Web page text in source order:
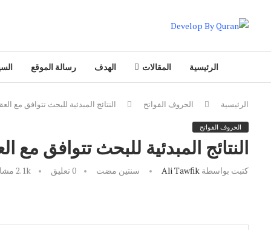
الرئيسية المقالات الهدف رسالة الموقع
الرئيسية الحروف الفواتح النتائج المبدئية للبحث تتوافق مع
الحروف الفواتح
النتائج المبدئية للبحث تتوافق مع
كتبت بواسطة Ali Tawfik سنتين مضت 0 تعليق 2.1k